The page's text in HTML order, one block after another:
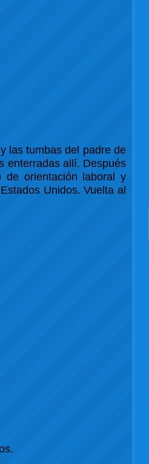
y las tumbas del padre de
enterradas allí. Después
de orientación laboral y
Unidos. Vuelta al